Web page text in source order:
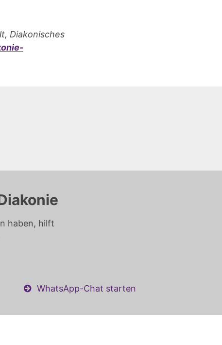
Diakonisches
haben, hilft
WhatsApp-Chat starten